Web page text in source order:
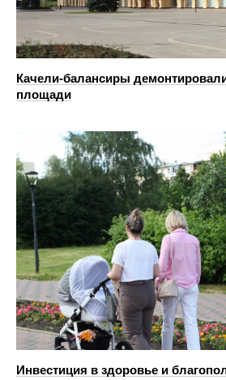
Качели-балансиры
площади
Инвестиция в здоровье и